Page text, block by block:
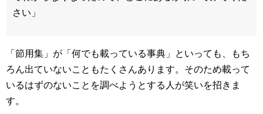
さい」
「節用集」が「何でも載っている事典」といっても、もち
ろん出ていないこともたくさんあります。そのため載って
いるはずのないことを調べようとする人が笑いを招きま
す。